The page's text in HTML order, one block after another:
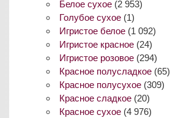
Белое сухое (2 953)
Голубое сухое (1)
Игристое белое (1 092)
Игристое красное (24)
Игристое розовое (294)
Красное полусладкое (65)
Красное полусухое (309)
Красное сладкое (20)
Красное сухое (4 976)